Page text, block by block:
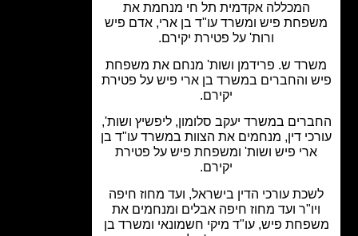
המכללה אקדמית תל חי מנחמת את
פיש ומשרד עו"ד בן ארי, אדם פיש
ורות' על פטירת יקירם.
ש. פרידמן ושות' מנחם את משפחת
והחברים במשרד בן ארי פיש על פטירת
במשרד יעקב סלומון, ליפשיץ ושות',
דין, מנחמים את הצוות במשרד עו"ד בן
פיש ושות' ומשפחת פיש על פטירת
עורכי הדין בישראל, ועד מחוז חיפה
ועד מחוז חיפה אבלים ומנחמים את
פיש, עו"ד מיקי חשמונאי ומשרד בן